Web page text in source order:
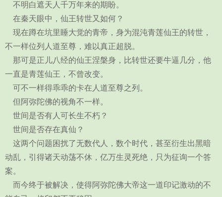
不明白遮天人千万年来的期盼。
在秦天眼中，仙王转世又如何？
现在蹲在坑里睡大觉的青帝，身为混沌青莲仙王的转世，
不一样位列人道至尊，难以真正超脱。
那可是正儿八经的仙王涅槃身，比转世还要牛逼几分，他
一直是青莲仙王，不曾改变。
可不一样得乖乖的卡在人道至尊之列。
但阿弥陀佛的视角不一样。
世间是否有人可长生不朽？
世间是否存在真仙？
这两个问题困扰了无数代人，数个时代，甚至衍生出黑暗
动乱，引得诸天动荡不休，亿万生灵死绝，只为征询一个答
案。
而今终于被解决，使得阿弥陀佛大帝这一道印记激动的不